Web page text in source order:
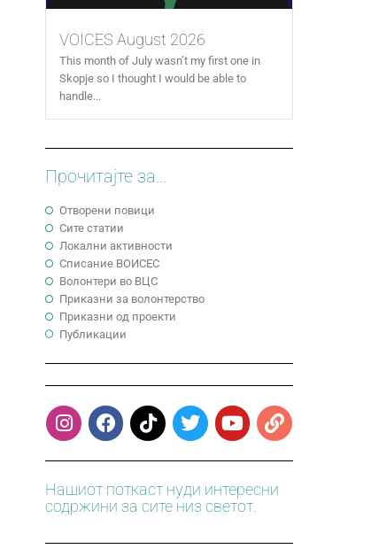
VOICES August 2026
This month of July wasn’t my first one in
Skopje so I thought I would be able to
handle...
Прочитајте за...
Отворени повици
Сите статии
Локални активности
Cписание ВОИСЕС
Волонтери во ВЦС
Приказни за волонтерство
Приказни од проекти
Публикации
Нашиот поткаст нуди интересни
содржини за сите низ светот.